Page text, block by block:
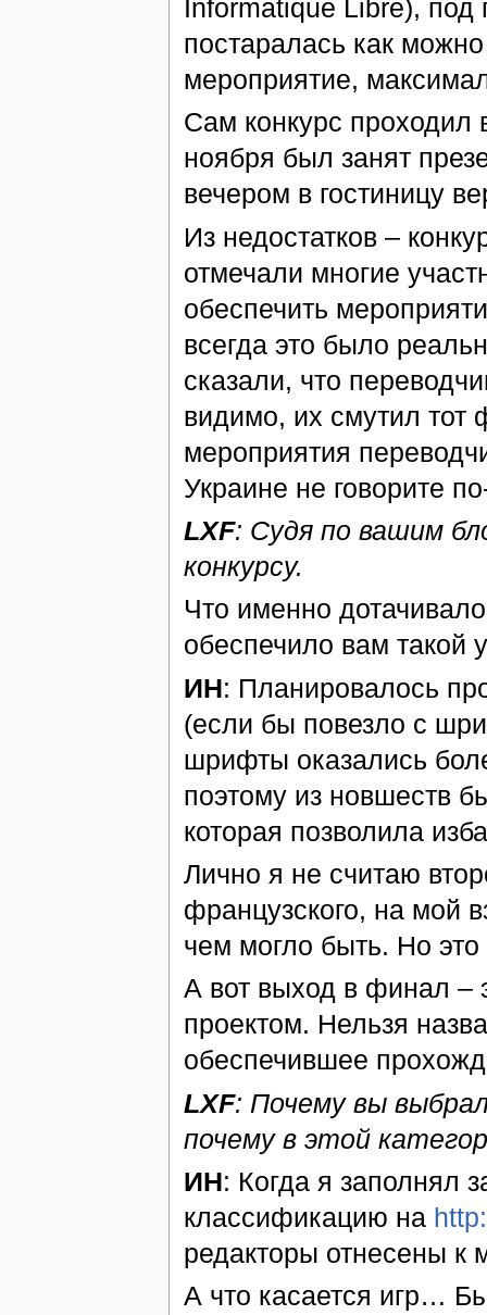
Informatique Libre), под
постаралась как
мероприятие,
Сам конкурс проходил
ноября был занят
вечером в гостиницу
Из недостатков –
отмечали многие
обеспечить
всегда это было
сказали, что
видимо, их смутил тот
мероприятия
Украине не говорите
LXF: Судя по вашим
конкурсу.
Что именно
обеспечило вам такой
ИН: Планировалось
(если бы повезло с
шрифты оказались
поэтому из новшеств
которая позволила
Лично я не считаю
французского, на мой
чем могло быть. Но
А вот выход в финал –
проектом. Нельзя
обеспечившее
LXF: Почему вы
почему в этой
ИН: Когда я заполнял
классификацию на
редакторы отнесены к
А что касается игр…